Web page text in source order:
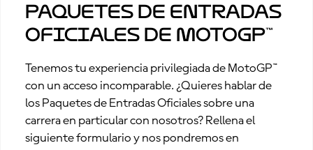
Paquetes de Entradas
Oficiales de MotoGP™
Tenemos tu experiencia privilegiada de MotoGP™
con un acceso incomparable. ¿Quieres hablar de
los Paquetes de Entradas Oficiales sobre una
carrera en particular con nosotros? Rellena el
siguiente formulario y nos pondremos en